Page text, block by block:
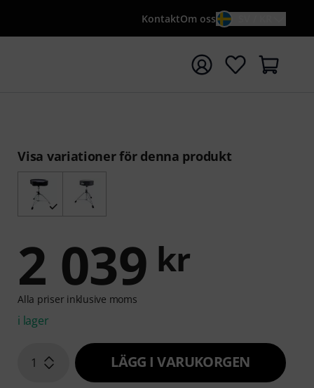
KontaktOm oss
sökningen med söktermen {searchTerm}
Visa variationer för denna produkt
2 039 kr
Alla priser inklusive moms
i lager
1 LÄGG I VARUKORGEN